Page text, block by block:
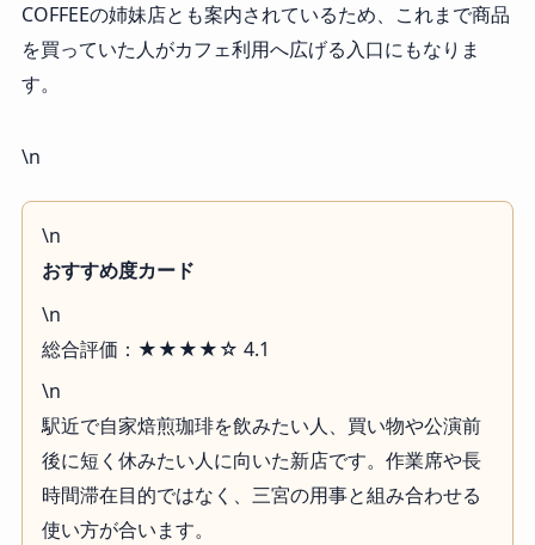
COFFEEの姉妹店とも案内されているため、これまで商品
を買っていた人がカフェ利用へ広げる入口にもなりま
す。
\n
\n
おすすめ度カード
\n
総合評価：★★★★☆ 4.1
\n
駅近で自家焙煎珈琲を飲みたい人、買い物や公演前
後に短く休みたい人に向いた新店です。作業席や長
時間滞在目的ではなく、三宮の用事と組み合わせる
使い方が合います。